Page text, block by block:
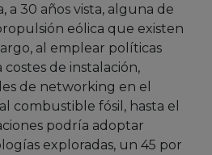
a 30 años vista, alguna de
eólica que existen
al emplear políticas
costes de instalación,
de networking en el
combustible fósil, hasta el
podría adoptar
exploradas, un 45 por